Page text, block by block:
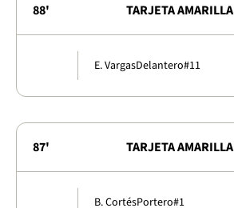
88' TARJETA AMARILLA
E. VargasDelantero#11
87' TARJETA AMARILLA
B. CortésPortero#1